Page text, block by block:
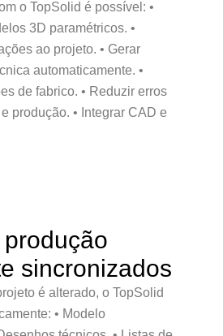
o TopSolid é possível: •
3D paramétricos. •
ao projeto. • Gerar
automaticamente. •
de fabrico. • Reduzir erros
produção. • Integrar CAD e
sincronizados
é alterado, o TopSolid
• Modelo